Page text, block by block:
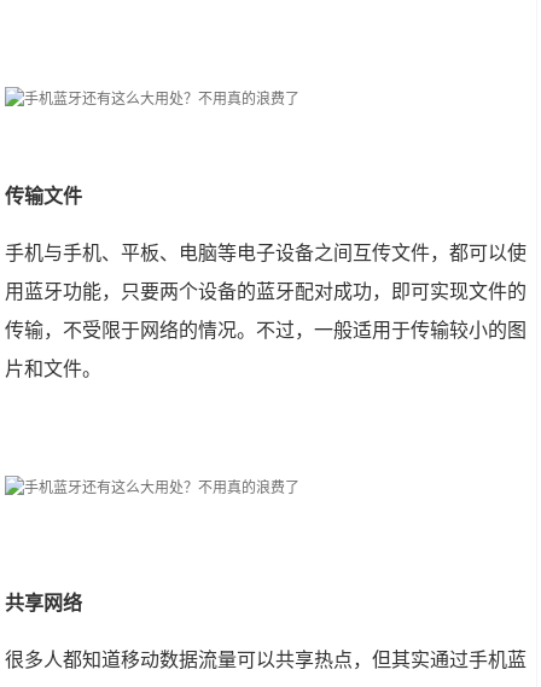
传输文件
手机与手机、平板、电脑等电子设备之间互传文件，都可以使
用蓝牙功能，只要两个设备的蓝牙配对成功，即可实现文件的
传输，不受限于网络的情况。不过，一般适用于传输较小的图
片和文件。
共享网络
很多人都知道移动数据流量可以共享热点，但其实通过手机蓝